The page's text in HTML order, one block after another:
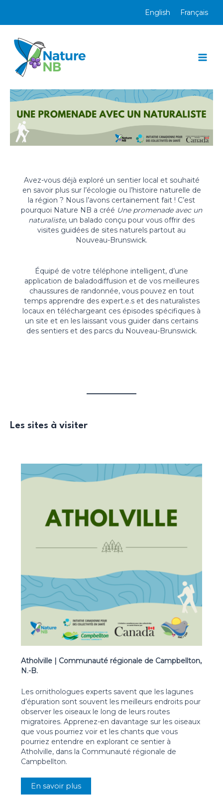
contenu
English Français
Avez-vous déjà exploré un sentier local et souhaité
en savoir plus sur l’écologie ou l’histoire naturelle de
la région ? Nous l’avons certainement fait ! C’est
pourquoi Nature NB a créé Une promenade avec un
naturaliste, un balado conçu pour vous offrir des
visites guidées de sites naturels partout au
Nouveau-Brunswick.
Équipé de votre téléphone intelligent, d’une
application de baladodiffusion et de vos meilleures
chaussures de randonnée, vous pouvez en tout
temps apprendre des expert.e.s et des naturalistes
locaux en téléchargeant ces épisodes spécifiques à
un site et en les laissant vous guider dans certains
des sentiers et des parcs du Nouveau-Brunswick.
Les sites à visiter
Atholville | Communauté régionale de Campbellton,
N.-B.
Les ornithologues experts savent que les lagunes
d’épuration sont souvent les meilleurs endroits pour
observer les oiseaux le long de leurs routes
migratoires. Apprenez-en davantage sur les oiseaux
que vous pourriez voir et les chants que vous
pourriez entendre en explorant ce sentier à
Atholville, dans la Communauté régionale de
Campbellton.
En savoir plus